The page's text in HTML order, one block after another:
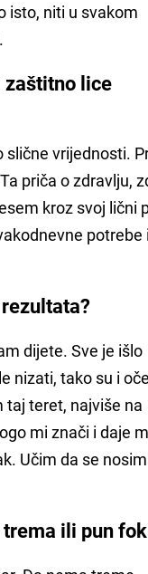
isto, niti u svakom
zaštitno lice
vrijednosti.
priča o zdravlju,
kroz svoj lični
potrebe
dijete. Sve je išlo
nizati, tako su i
taj teret, najviše na
mi znači i daje
Učim da se
ili pun